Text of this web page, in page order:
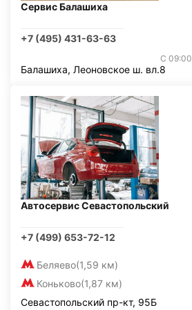
Сервис Балашиха
+7 (495) 431-63-63
С 09:00
Балашиха, Леоновское ш. вл.8
Автосервис Севастопольский
+7 (499) 653-72-12
Беляево(1,59 км)
Коньково(1,87 км)
Севастопольский пр-кт, 95Б